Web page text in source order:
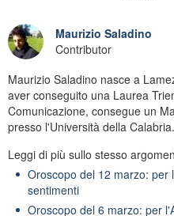
Maurizio Saladino
Contributor
Maurizio Saladino nasce a
aver conseguito una Laurea
Comunicazione, consegue un
presso l'Università della Calabria.
Leggi di più sullo stesso
Oroscopo del 12 marzo: per
sentimenti
Oroscopo del 6 marzo: per